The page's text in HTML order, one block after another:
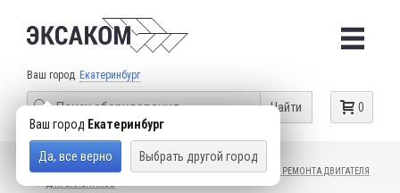
Ваш город Екатеринбург
Ваш город Екатеринбург
Да, все верно Выбрать другой город
0
Найти
КАТАЛОГ ТОВАРОВ СПЕЦИАЛЬНЫЙ ИНСТРУМЕНТ
ДЛЯ РЕМОНТА ДВИГАТЕЛЯ